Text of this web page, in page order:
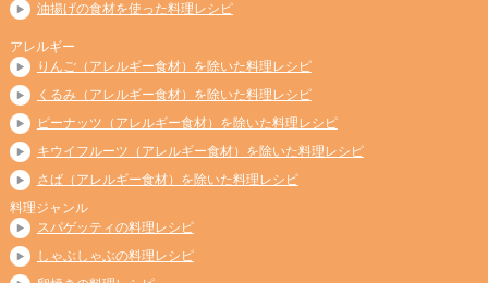
油揚げの食材を使った料理レシピ
アレルギー
りんご（アレルギー食材）を除いた料理レシピ
くるみ（アレルギー食材）を除いた料理レシピ
ピーナッツ（アレルギー食材）を除いた料理レシピ
キウイフルーツ（アレルギー食材）を除いた料理レシピ
さば（アレルギー食材）を除いた料理レシピ
料理ジャンル
スパゲッティの料理レシピ
しゃぶしゃぶの料理レシピ